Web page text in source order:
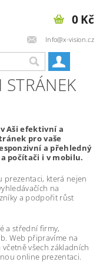
Info@x-vision.cz
0 Kč
Aši efektivní a
pro vaše
a přehledný
počítači i v mobilu.
prezentaci, která nejen
na
a podpořit růst
a střední firmy,
Web připravíme na
všech základních
online prezentaci.